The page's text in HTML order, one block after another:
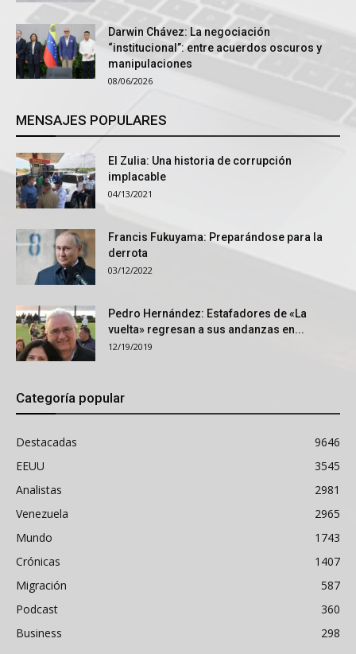
Darwin Chávez: La negociación
“institucional”: entre acuerdos oscuros y
manipulaciones
08/06/2026
MENSAJES POPULARES
El Zulia: Una historia de corrupción
implacable
04/13/2021
Francis Fukuyama: Preparándose para la
derrota
03/12/2022
Pedro Hernández: Estafadores de «La
vuelta» regresan a sus andanzas en...
12/19/2019
Categoría popular
Destacadas
9646
EEUU
3545
Analistas
2981
Venezuela
2965
Mundo
1743
Crónicas
1407
Migración
587
Podcast
360
Business
298